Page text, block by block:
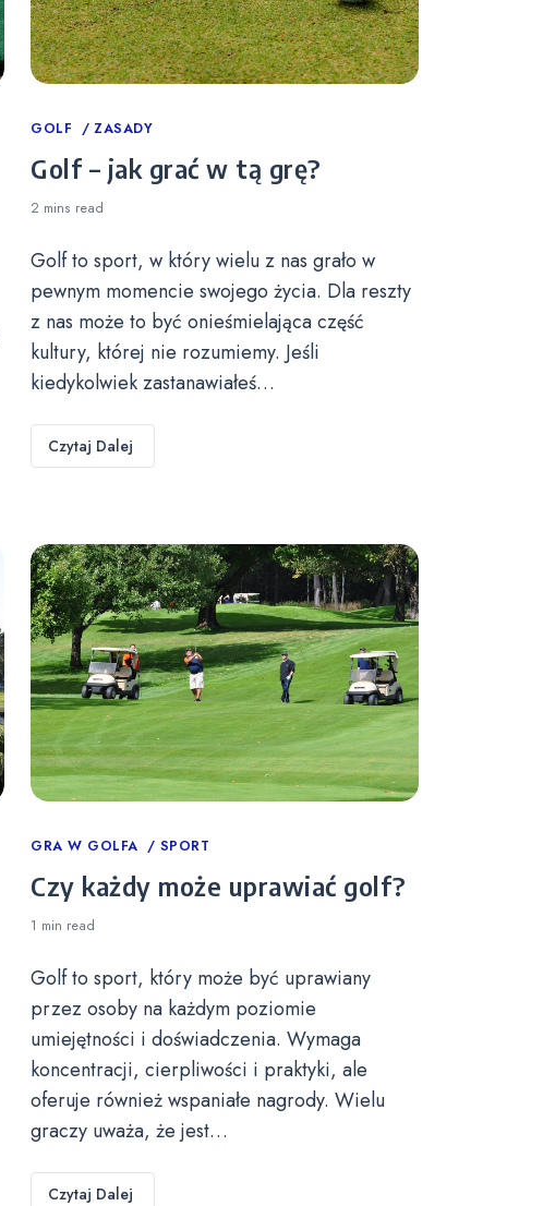
Categories
GOLF ZASADY
Golf – jak grać w tą grę?
2 mins read
Golf to sport, w który wielu z nas grało w
pewnym momencie swojego życia. Dla reszty
z nas może to być onieśmielająca część
kultury, której nie rozumiemy. Jeśli
kiedykolwiek zastanawiałeś…
Czytaj Dalej
Categories
GRA W GOLFA SPORT
Czy każdy może uprawiać golf?
1 min read
Golf to sport, który może być uprawiany
przez osoby na każdym poziomie
umiejętności i doświadczenia. Wymaga
koncentracji, cierpliwości i praktyki, ale
oferuje również wspaniałe nagrody. Wielu
graczy uważa, że jest…
Czytaj Dalej